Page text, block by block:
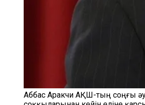
Аббас Аракчи АҚШ-тың соңғы